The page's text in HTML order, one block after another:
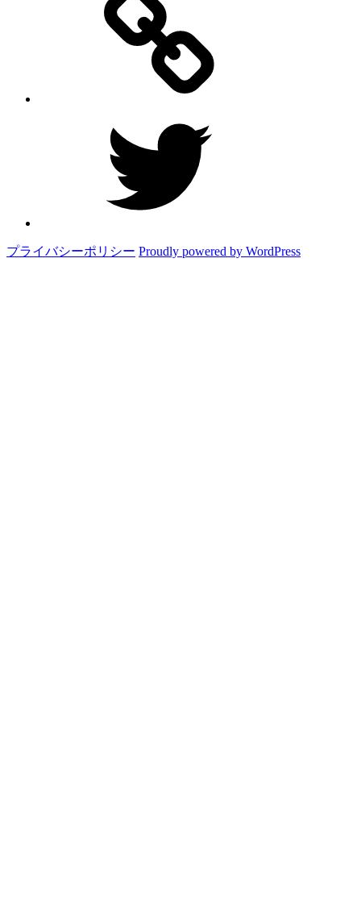
プライバシーポリシー Proudly powered by WordPress